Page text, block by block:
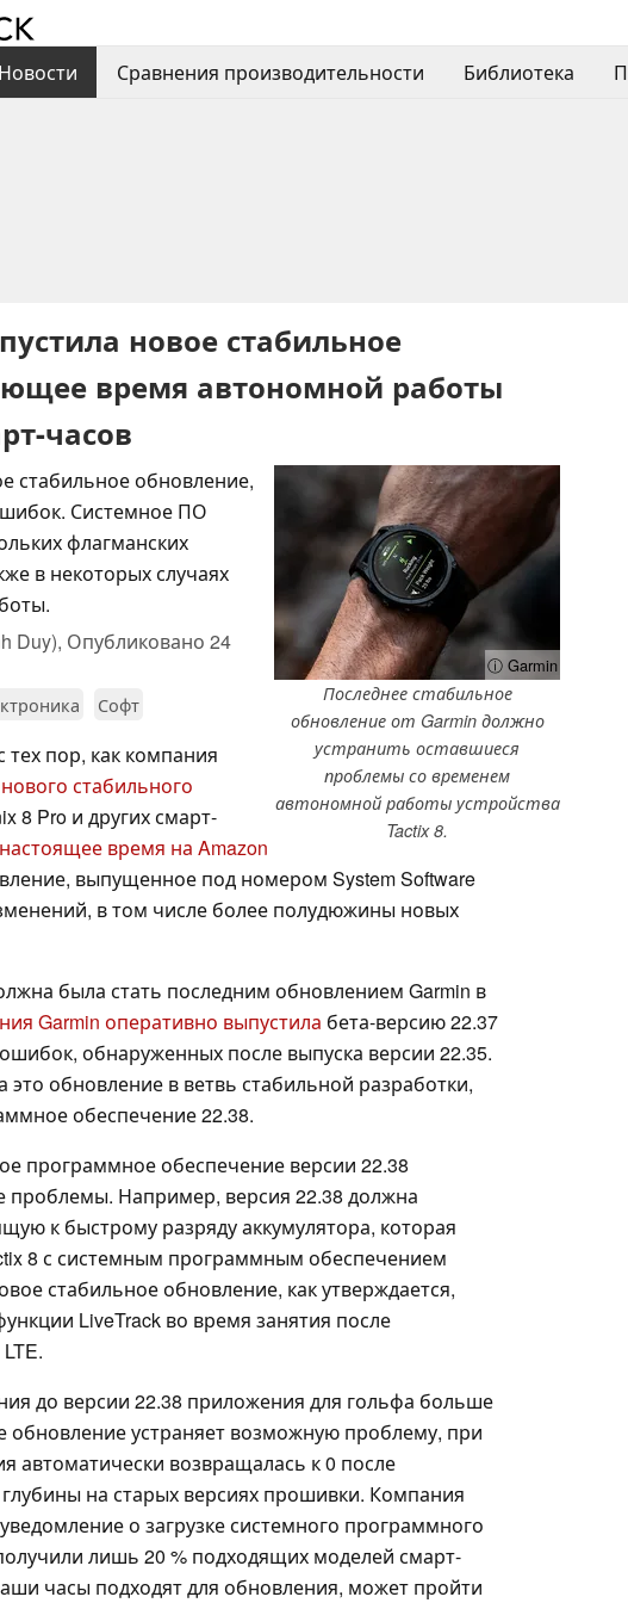
Новости Сравнения производительности Библиотека
новое стабильное
время автономной работы
часов
ⓘ Garmin
Последнее стабильное
обновление от Garmin должно
устранить оставшиеся
проблемы со временем
автономной работы устройства
Tactix 8.
стабильное обновление,
Системное ПО
флагманских
в некоторых случаях
Duy), Опубликовано 24
Софт
пор, как компания
стабильного
8 Pro и других смарт-
время на Amazon
выпущенное под номером System Software
в том числе более полудюжины новых
была стать последним обновлением Garmin в
Garmin оперативно выпустила бета-версию 22.37
обнаруженных после выпуска версии 22.35.
обновление в ветвь стабильной разработки,
обеспечение 22.38.
программное обеспечение версии 22.38
проблемы. Например, версия 22.38 должна
к быстрому разряду аккумулятора, которая
8 с системным программным обеспечением
стабильное обновление, как утверждается,
LiveTrack во время занятия после
до версии 22.38 приложения для гольфа больше
обновление устраняет возможную проблему, при
автоматически возвращалась к 0 после
на старых версиях прошивки. Компания
о загрузке системного программного
лишь 20 % подходящих моделей смарт-
часы подходят для обновления, может пройти